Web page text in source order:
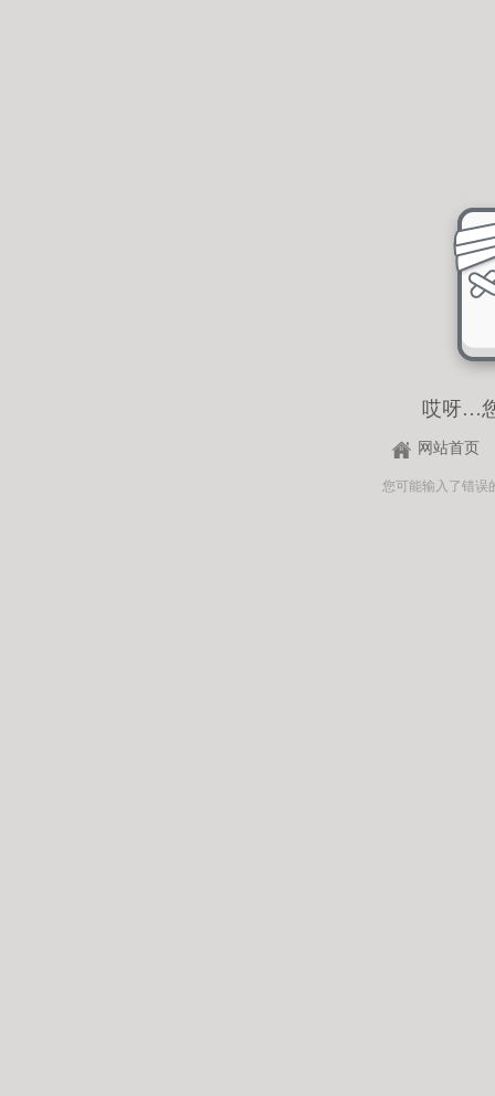
哎呀…
网站首页
您可能输入了错误